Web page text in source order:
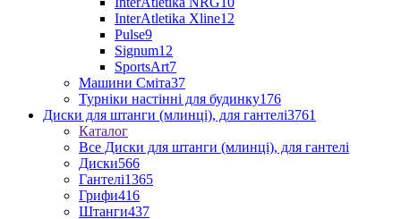
InterAtletika Xline12
Pulse9
Signum12
SportsArt7
Машини Сміта37
Турніки настінні для будинку176
Диски для штанги (млинці), для гантелі3761
Каталог
Все Диски для штанги (млинці), для гантелі
Диски566
Гантелі1365
Грифи416
Штанги437